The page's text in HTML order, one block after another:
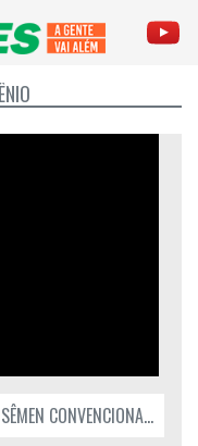
LOTE 01 - PACOTE COM 30 DOSES DE SÊMEN CONVENCIONAL DO LANDAU DA DI GENIO